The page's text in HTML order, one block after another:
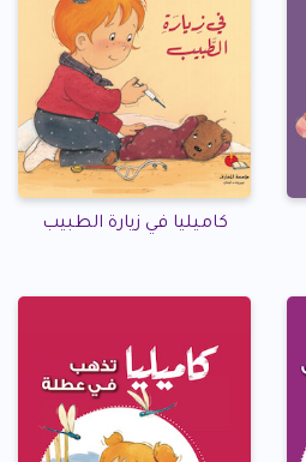
كاميليا في زيارة الطبيب